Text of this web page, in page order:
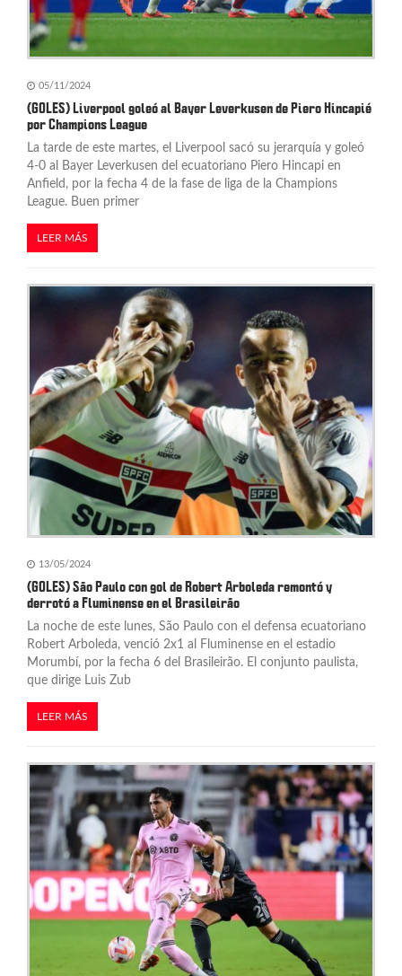
05/11/2024
(GOLES) Liverpool goleó al Bayer Leverkusen de Piero Hincapié
por Champions League
La tarde de este martes, el Liverpool sacó su jerarquía y goleó
4-0 al Bayer Leverkusen del ecuatoriano Piero Hincapi en
Anfield, por la fecha 4 de la fase de liga de la Champions
League. Buen primer
LEER MÁS
13/05/2024
(GOLES) São Paulo con gol de Robert Arboleda remontó y
derrotó a Fluminense en el Brasileirão
La noche de este lunes, São Paulo con el defensa ecuatoriano
Robert Arboleda, venció 2x1 al Fluminense en el estadio
Morumbí, por la fecha 6 del Brasileirão. El conjunto paulista,
que dirige Luis Zub
LEER MÁS